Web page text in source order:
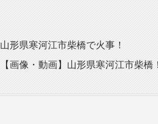
山形県寒河江市柴橋で火事！
【画像・動画】山形県寒河江市柴橋